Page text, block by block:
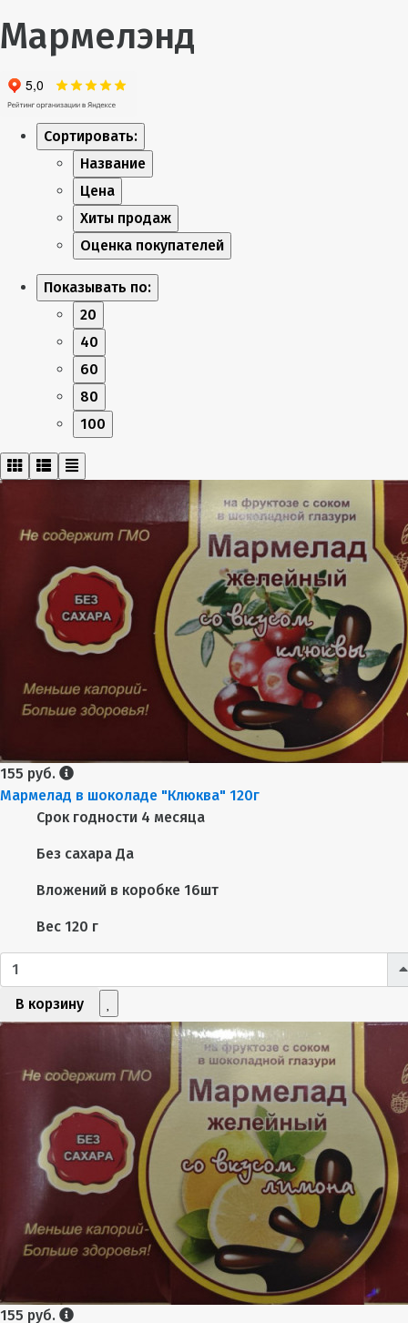
Мармелэнд
Сортировать:
Название
Цена
Хиты продаж
Оценка покупателей
Показывать по:
20
40
60
80
100
155 руб.
Мармелад в шоколаде "Клюква" 120г
Срок годности 4 месяца
Без сахара Да
Вложений в коробке 16шт
Вес 120 г
В корзину
155 руб.